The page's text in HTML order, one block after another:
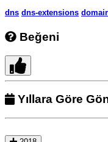
dns dns-extensions
Beğeni
Yıllara Göre